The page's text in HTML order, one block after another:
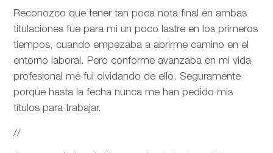
Reconozco que tener tan poca nota final en ambas
titulaciones fue para mi un poco lastre en los primeros
tiempos, cuando empezaba a abrirme camino en el
entorno laboral. Pero conforme avanzaba en mi vida
profesional me fui olvidando de ello. Seguramente
porque hasta la fecha nunca me han pedido mis
títulos para trabajar.
//